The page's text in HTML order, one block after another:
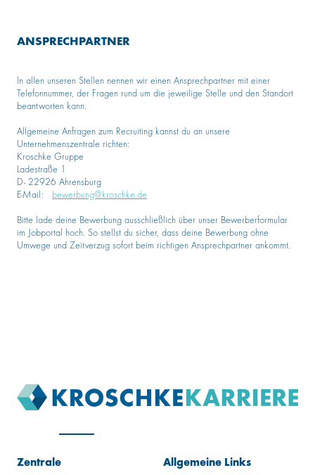
ANSPRECHPARTNER
In allen unseren Stellen nennen wir einen Ansprechpartner mit einer
Telefonnummer, der Fragen rund um die jeweilige Stelle und den Standort
beantworten kann.
Allgemeine Anfragen zum Recruiting kannst du an unsere
Unternehmenszentrale richten:
Kroschke Gruppe
Ladestraße 1
D- 22926 Ahrensburg
E-Mail: bewerbung@kroschke.de
Bitte lade deine Bewerbung ausschließlich über unser Bewerberformular
im Jobportal hoch. So stellst du sicher, dass deine Bewerbung ohne
Umwege und Zeitverzug sofort beim richtigen Ansprechpartner ankommt.
Zentrale Allgemeine Links